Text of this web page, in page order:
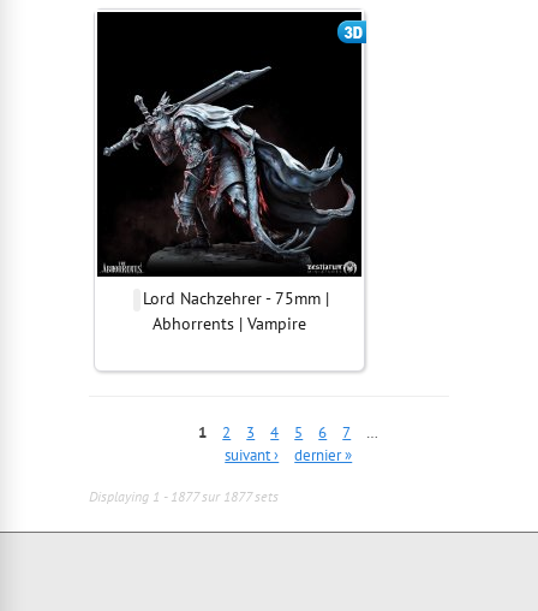
Lord Nachzehrer - 75mm |
Abhorrents | Vampire
1 2 3 4 5 6 7
…
suivant ›
dernier »
Displaying 1 - 1877 sur 1877 sets